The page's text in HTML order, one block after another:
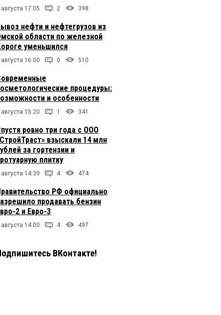
августа 17:05 2 398
нефти и нефтегрузов из
области по железной
уменьшился
августа 16:00 0 510
процедуры:
и особенности
августа 15:20 1 341
ровно три года с ООО
взыскали 14 млн
за гортензии и
плитку
августа 14:39 4 474
РФ официально
продавать бензин
2 и Евро-3
августа 14:00 4 497
ВКонтакте!